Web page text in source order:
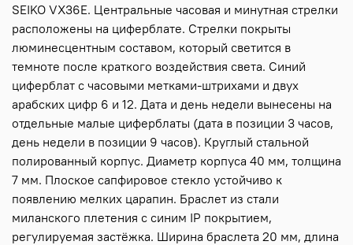
SEIKO VX36E. Центральные часовая и минутная стрелки
расположены на циферблате. Стрелки покрыты
люминесцентным составом, который светится в
темноте после краткого воздействия света. Синий
циферблат с часовыми метками-штрихами и двух
арабских цифр 6 и 12. Дата и день недели вынесены на
отдельные малые циферблаты (дата в позиции 3 часов,
день недели в позиции 9 часов). Круглый стальной
полированный корпус. Диаметр корпуса 40 мм, толщина
7 мм. Плоское сапфировое стекло устойчиво к
появлению мелких царапин. Браслет из стали
миланского плетения с синим IP покрытием,
регулируемая застёжка. Ширина браслета 20 мм, длина